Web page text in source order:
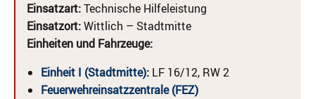
Einsatzart:Technische Hilfeleistung
Einsatzort:Wittlich – Stadtmitte
Einheiten und Fahrzeuge:
Einheit I (Stadtmitte): LF 16/12, RW 2
Feuerwehreinsatzzentrale (FEZ)